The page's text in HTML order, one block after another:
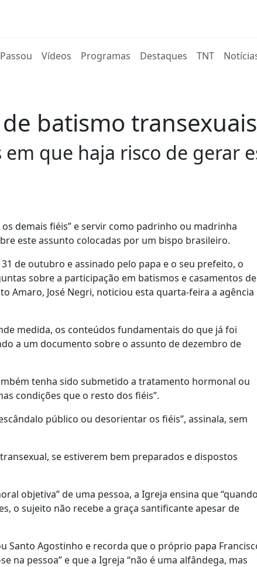
Passou Vídeos Programas Destaques TNT
batismo
que haja risco de gerar
demais fiéis” e servir como padrinho ou madrinha
este assunto colocadas por um bispo brasileiro.
de outubro e assinado pelo papa e o seu prefeito, o
sobre a participação em batismos e casamentos de
Amaro, José Negri, noticiou esta quarta-feira a agência
medida, os conteúdos fundamentais do que já foi
a um documento sobre o assunto de dezembro de
tenha sido submetido a tratamento hormonal ou
condições que o resto dos fiéis”.
público ou desorientar os fiéis”, assinala, sem
se estiverem bem preparados e dispostos
objetiva” de uma pessoa, a Igreja ensina que “quando
o sujeito não recebe a graça santificante apesar de
Santo Agostinho e recorda que o próprio papa
na pessoa” e que a Igreja “não é uma alfândega, mas